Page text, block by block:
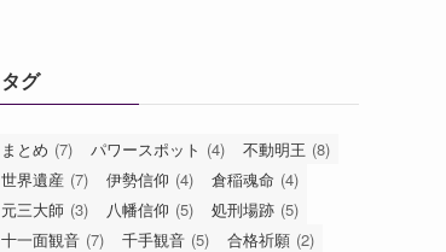
タグ
まとめ (7) パワースポット (4) 不動明王 (8)
世界遺産 (7) 伊勢信仰 (4) 倉稲魂命 (4)
元三大師 (3) 八幡信仰 (5) 処刑場跡 (5)
十一面観音 (7) 千手観音 (5) 合格祈願 (2)